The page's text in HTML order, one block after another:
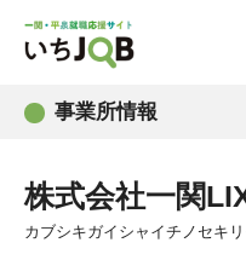
事業所情報
株式会社一関
カブシキガイシャイチノセキ